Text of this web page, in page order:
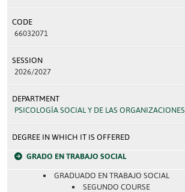
CODE
66032071
SESSION
2026/2027
DEPARTMENT
PSICOLOGÍA SOCIAL Y DE LAS ORGANIZACIONES
DEGREE IN WHICH IT IS OFFERED
GRADO EN TRABAJO SOCIAL
GRADUADO EN TRABAJO SOCIAL
SEGUNDO COURSE